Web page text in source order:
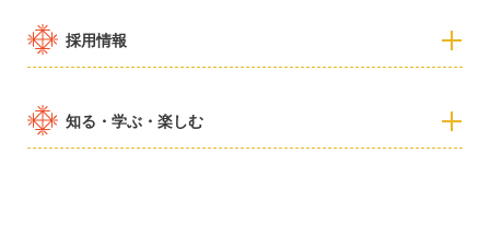
採用情報
知る・学ぶ・楽しむ